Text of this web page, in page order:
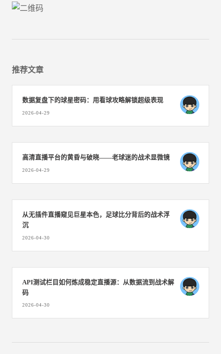
推荐文章
数据复盘下的球星密码：用看球攻略解锁超级表现
2026-04-29
高清直播平台的黄昏与破晓——老球迷的战术显微镜
2026-04-29
从无插件直播窥见巨星本色，足球比分背后的战术浮
沉
2026-04-30
API测试栏目如何炼成稳定直播源：从数据流到战术解
码
2026-04-30